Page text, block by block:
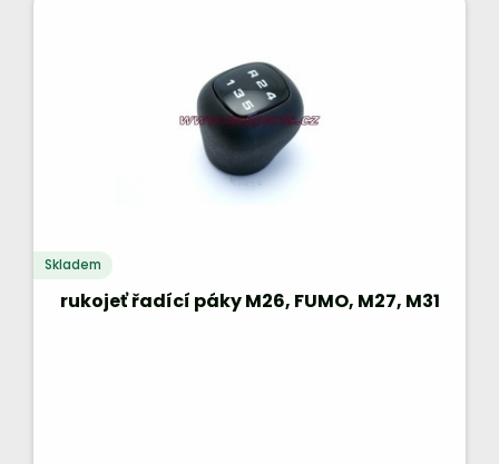
Skladem
rukojeť řadící páky M26, FUMO, M27, M31